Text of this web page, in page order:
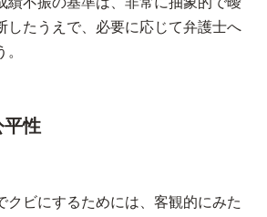
したうえで、必要に応じて弁護士へ
平性
クビにするためには、客観的にみた